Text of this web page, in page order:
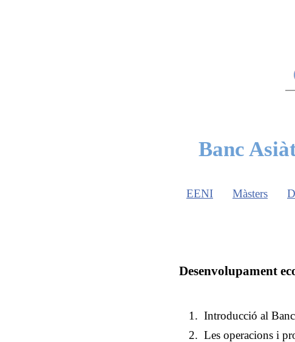
Banc
EENI Màsters
Desenvolupament
Introducció al
Les operacions i